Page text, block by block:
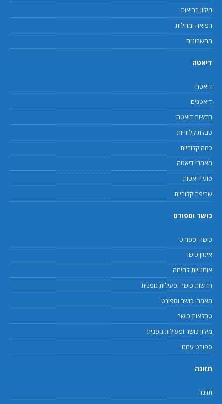
מילון בריאות
רפואה ומחלות
מחשבונים
דיאטה
דיאטה
דיאטנים
חדשות דיאטה
טבלת קלוריות
כמה קלוריות
מאמרי דיאטה
סוגי דיאטות
שריפת קלוריות
כושר וספורט
כושר וספורט
אימון כושר
אומנויות לחימה
חדשות כושר ופעילות גופנית
מאמרי כושר וספורט
טבלאות כושר
מילון כושר ופעילות גופנית
ספורט עממי
תזונה
תזונה